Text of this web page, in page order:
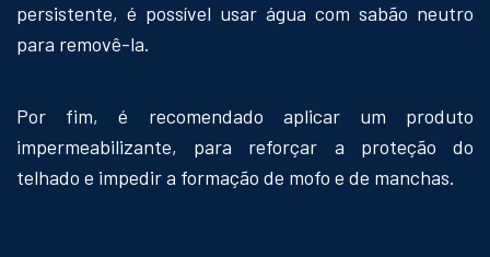
persistente, é possível usar água com sabão neutro
para removê-la.
Por fim, é recomendado aplicar um produto
impermeabilizante, para reforçar a proteção do
telhado e impedir a formação de mofo e de manchas.